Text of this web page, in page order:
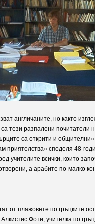
англичаните, но както
са тези разпалени
са открити и
приятелства» споделя 48-
учителите всички, които
а арабите по-малко
от плажовете по гръцките
Фоти, учителка по